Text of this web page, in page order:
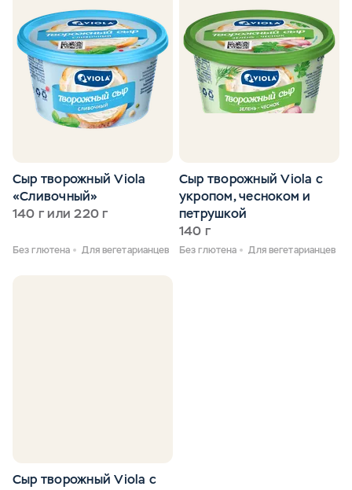
Сыр творожный Viola
«Сливочный»
140 г или 220 г
Без глютена Для вегетарианцев
Сыр творожный Viola с
укропом, чесноком и
петрушкой
140 г
Без глютена Для вегетарианцев
Сыр творожный Viola с